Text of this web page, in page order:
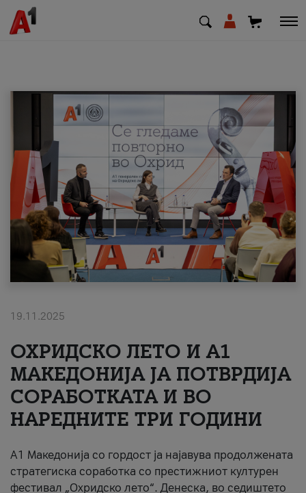
МК SQ
Приватни Деловни
Поддршка
Надополни кредит
#ПодобарОнлајн
19.11.2025
ОХРИДСКО ЛЕТО И A1
МАКЕДОНИЈА ЈА ПОТВРДИЈА
СОРАБОТКАТА И ВО
НАРЕДНИТЕ ТРИ ГОДИНИ
A1 Македонија со гордост ја најавува продолжената
стратегиска соработка со престижниот културен
фестивал „Охридско лето“. Денеска, во седиштето